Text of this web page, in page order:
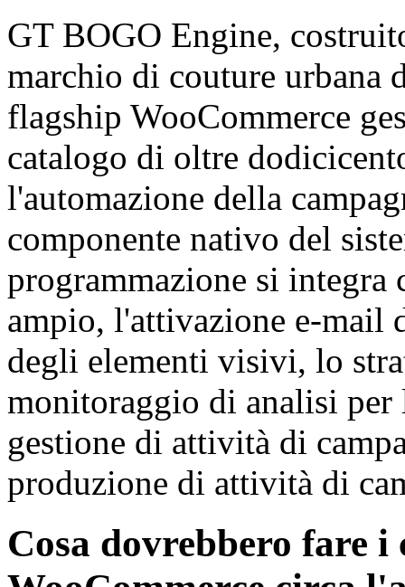
GT BOGO Engine,
marchio di couture urbana
flagship WooCommerce
catalogo di oltre
l'automazione della
componente nativo del
programmazione si
ampio, l'attivazione e-mail
degli elementi visivi, lo
monitoraggio di analisi
gestione di attività di
produzione di attività di
Cosa dovrebbero fare